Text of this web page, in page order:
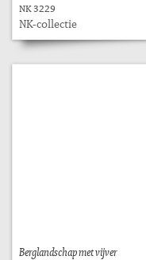
NK 3229
NK-collectie
Berglandschap met vijver